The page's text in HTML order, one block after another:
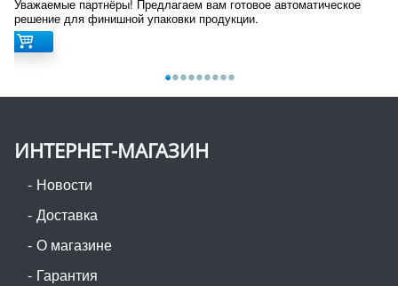
Уважаемые партнёры! Предлагаем вам готовое автоматическое
решение для финишной упаковки продукции.
ИНТЕРНЕТ-МАГАЗИН
Новости
Доставка
О магазине
Гарантия